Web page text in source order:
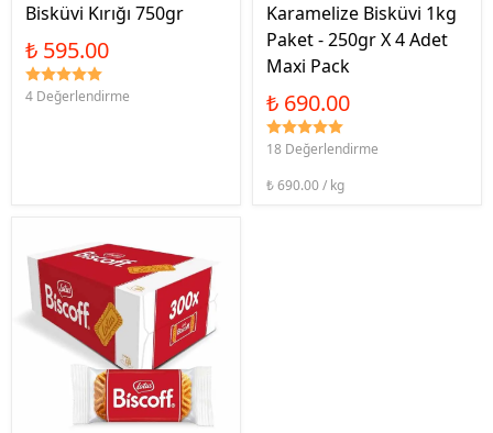
Bisküvi Kırığı 750gr
₺ 595.00
4 Değerlendirme
Karamelize Bisküvi 1kg
Paket - 250gr X 4 Adet
Maxi Pack
₺ 690.00
18 Değerlendirme
₺ 690.00 / kg